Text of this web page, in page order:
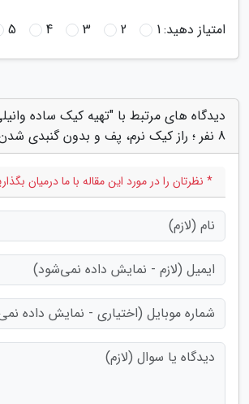
امتیاز دهید:1
2
3
4
5
دیدگاه های مرتبط با "تهیه کیک ساده
8 نفر ؛ راز کیک نرم، پف و بدون گنبدی شدن"
* نظرتان را در مورد این مقاله با ما درمیان